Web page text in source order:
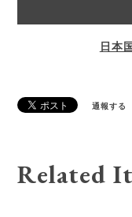
日本
通報する
Related